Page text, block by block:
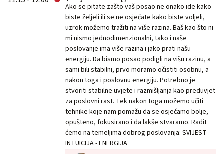
Ako se pitate zašto vaš posao ne onako ide kako
biste željeli ili se ne osjećate kako biste voljeli,
uzrok možemo tražiti na više razina. Baš kao što ni
mi nismo jednodimenzionalni, tako i naše
poslovanje ima više razina i jako prati našu
energiju. Da bismo posao podigli na višu razinu, a
sami bili stabilni, prvo moramo očistiti osobnu, a
nakon toga i poslovnu energiju. Potrebno je
stvoriti stabilne uvjete i razmišljanja kao preduvjet
za poslovni rast. Tek nakon toga možemo učiti
tehnike koje nam pomažu da se osjećamo bolje,
opušteno, fokusirano i da lakše stvaramo. Radit
ćemo na temeljima dobrog poslovanja: SVIJEST -
INTUICIJA - ENERGIJA